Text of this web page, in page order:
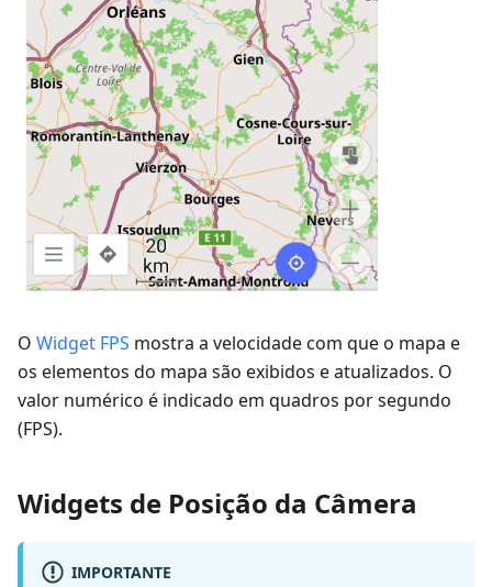
O Widget FPS mostra a velocidade com que o mapa e
os elementos do mapa são exibidos e atualizados. O
valor numérico é indicado em quadros por segundo
(FPS).
Widgets de Posição da Câmera
IMPORTANTE